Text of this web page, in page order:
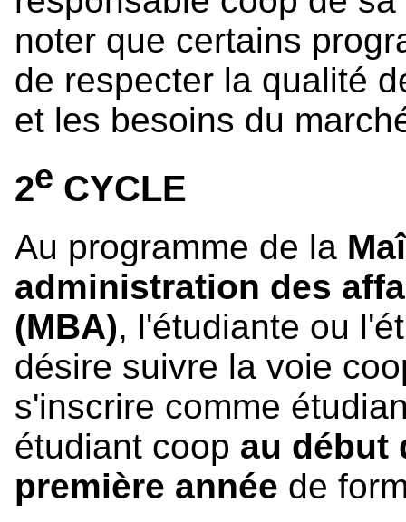
noter que certains
de respecter la qualité
et les besoins du
2e CYCLE
Au programme de la
administration des
(MBA), l'étudiante ou
désire suivre la voie
s'inscrire comme
étudiant coop au début
première année de